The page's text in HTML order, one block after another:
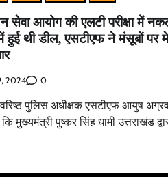
आयोग की एलटी परीक्षा में
थी डील, एसटीएफ ने मंसूबों पर
2024 0
पुलिस अधीक्षक एसटीएफ आयुष
कि मुख्यमंत्री पुष्कर सिंह धामी उत्तराखंड